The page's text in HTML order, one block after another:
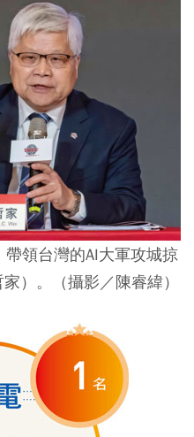
領台灣的AI大軍攻城掠
）。（攝影／陳睿緯）